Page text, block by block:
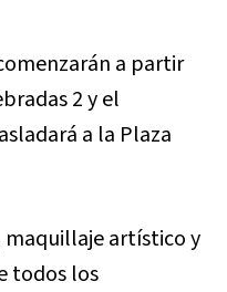
a partir
2 y el
a la Plaza
artístico y
todos los